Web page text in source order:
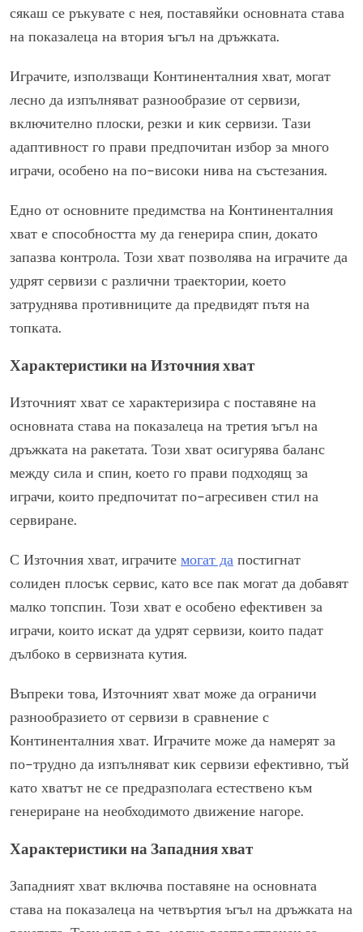
сякаш се ръкувате с нея, поставяйки основната става
на показалеца на втория ъгъл на дръжката.
Играчите, използващи Континенталния хват, могат
лесно да изпълняват разнообразие от сервизи,
включително плоски, резки и кик сервизи. Тази
адаптивност го прави предпочитан избор за много
играчи, особено на по-високи нива на състезания.
Едно от основните предимства на Континенталния
хват е способността му да генерира спин, докато
запазва контрола. Този хват позволява на играчите да
удрят сервизи с различни траектории, което
затруднява противниците да предвидят пътя на
топката.
Характеристики на Източния хват
Източният хват се характеризира с поставяне на
основната става на показалеца на третия ъгъл на
дръжката на ракетата. Този хват осигурява баланс
между сила и спин, което го прави подходящ за
играчи, които предпочитат по-агресивен стил на
сервиране.
С Източния хват, играчите могат да постигнат
солиден плосък сервис, като все пак могат да добавят
малко топспин. Този хват е особено ефективен за
играчи, които искат да удрят сервизи, които падат
дълбоко в сервизната кутия.
Въпреки това, Източният хват може да ограничи
разнообразието от сервизи в сравнение с
Континенталния хват. Играчите може да намерят за
по-трудно да изпълняват кик сервизи ефективно, тъй
като хватът не се предразполага естествено към
генериране на необходимото движение нагоре.
Характеристики на Западния хват
Западният хват включва поставяне на основната
става на показалеца на четвъртия ъгъл на дръжката на